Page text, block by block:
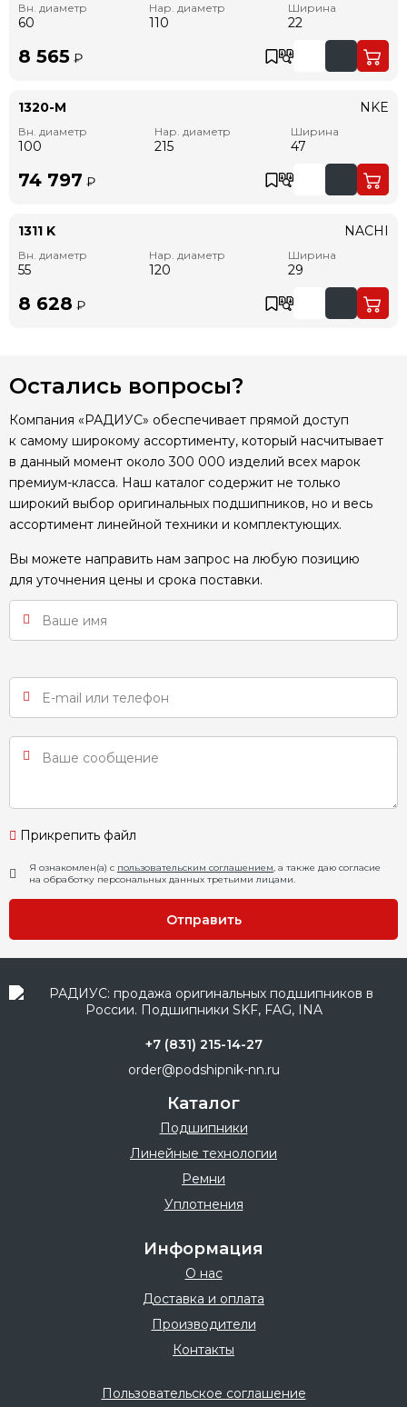
Вн. диаметр
60
Нар. диаметр
110
Ширина
22
8 565 ₽
1320-M
Вн. диаметр
100
Нар. диаметр
215
Ширина
47
NKE
74 797 ₽
1311 K
Вн. диаметр
55
Нар. диаметр
120
Ширина
29
NACHI
8 628 ₽
Остались вопросы?
Компания «РАДИУС» обеспечивает прямой доступ
к самому широкому ассортименту, который насчитывает
в данный момент около 300 000 изделий всех марок
премиум-класса. Наш каталог содержит не только
широкий выбор оригинальных подшипников, но и весь
ассортимент линейной техники и комплектующих.
Вы можете направить нам запрос на любую позицию
для уточнения цены и срока поставки.
Прикрепить файл
Я ознакомлен(а) с пользовательским соглашением, а также даю согласие
на обработку персональных данных третьими лицами.
Отправить
+7 (831) 215-14-27
order@podshipnik-nn.ru
Каталог
Подшипники
Линейные технологии
Ремни
Уплотнения
Информация
О нас
Доставка и оплата
Производители
Контакты
Пользовательское соглашение